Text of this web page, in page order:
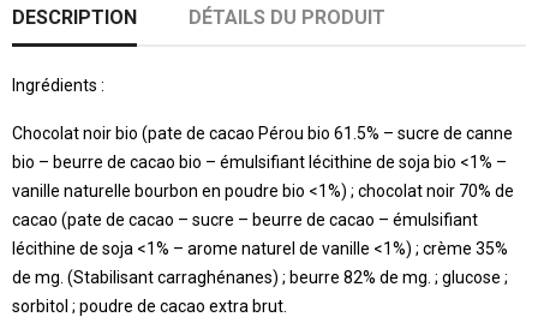
DESCRIPTION DÉTAILS DU PRODUIT
Ingrédients :
Chocolat noir bio (pate de cacao Pérou bio 61.5% – sucre de canne
bio – beurre de cacao bio – émulsifiant lécithine de soja bio <1% –
vanille naturelle bourbon en poudre bio <1%) ; chocolat noir 70% de
cacao (pate de cacao – sucre – beurre de cacao – émulsifiant
lécithine de soja <1% – arome naturel de vanille <1%) ; crème 35%
de mg. (Stabilisant carraghénanes) ; beurre 82% de mg. ; glucose ;
sorbitol ; poudre de cacao extra brut.